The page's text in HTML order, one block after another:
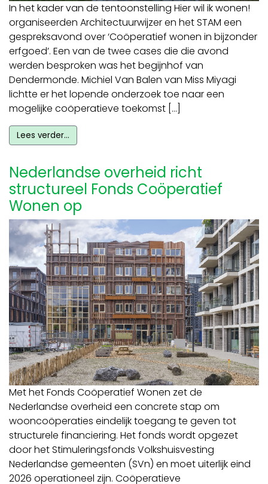
In het kader van de tentoonstelling Hier wil ik wonen!
organiseerden Architectuurwijzer en het STAM een
gespreksavond over ‘Coöperatief wonen in bijzonder
erfgoed’. Een van de twee cases die die avond
werden besproken was het begijnhof van
Dendermonde. Michiel Van Balen van Miss Miyagi
lichtte er het lopende onderzoek toe naar een
mogelijke coöperatieve toekomst […]
Lees verder…
Nederlandse overheid richt
structureel Fonds Coöperatief
Wonen op
Met het Fonds Coöperatief Wonen zet de
Nederlandse overheid een concrete stap om
wooncoöperaties eindelijk toegang te geven tot
structurele financiering. Het fonds wordt opgezet
door het Stimuleringsfonds Volkshuisvesting
Nederlandse gemeenten (SVn) en moet uiterlijk eind
2026 operationeel zijn. Coöperatieve